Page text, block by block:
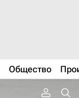
Общество